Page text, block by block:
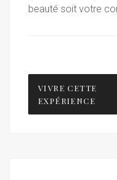
beauté soit votre
VIVRE CETTE
EXPÉRIENCE